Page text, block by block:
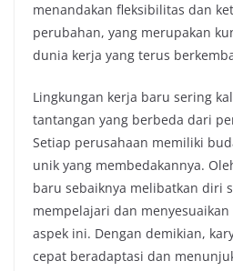
menandakan fleksibilitas dan
perubahan, yang merupakan
dunia kerja yang terus
Lingkungan kerja baru sering
tantangan yang berbeda dari
Setiap perusahaan memiliki
unik yang membedakannya.
baru sebaiknya melibatkan diri
mempelajari dan
aspek ini. Dengan demikian,
cepat beradaptasi dan